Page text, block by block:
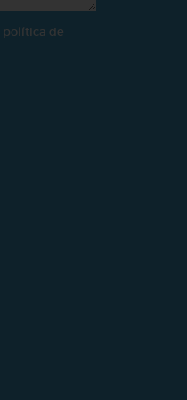
política de